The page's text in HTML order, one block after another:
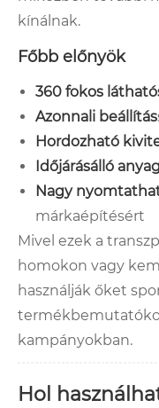
kínálnak.
Főbb előnyök
360 fokos
Azonnali beállítás
Hordozható
Időjárásálló
Nagy
márkaépítésért
Mivel ezek a
homokon vagy
használják őket
kampányokban.
Hol